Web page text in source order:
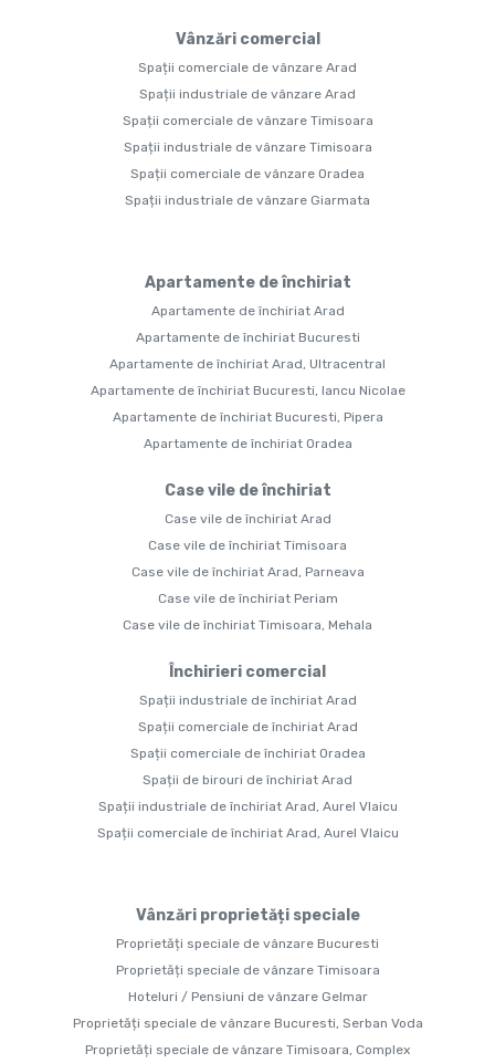
Vânzări comercial
Spații comerciale de vânzare Arad
Spații industriale de vânzare Arad
Spații comerciale de vânzare Timisoara
Spații industriale de vânzare Timisoara
Spații comerciale de vânzare Oradea
Spații industriale de vânzare Giarmata
Apartamente de închiriat
Apartamente de închiriat Arad
Apartamente de închiriat Bucuresti
Apartamente de închiriat Arad, Ultracentral
Apartamente de închiriat Bucuresti, Iancu Nicolae
Apartamente de închiriat Bucuresti, Pipera
Apartamente de închiriat Oradea
Case vile de închiriat
Case vile de închiriat Arad
Case vile de închiriat Timisoara
Case vile de închiriat Arad, Parneava
Case vile de închiriat Periam
Case vile de închiriat Timisoara, Mehala
Închirieri comercial
Spații industriale de închiriat Arad
Spații comerciale de închiriat Arad
Spații comerciale de închiriat Oradea
Spații de birouri de închiriat Arad
Spații industriale de închiriat Arad, Aurel Vlaicu
Spații comerciale de închiriat Arad, Aurel Vlaicu
Vânzări proprietăți speciale
Proprietăți speciale de vânzare Bucuresti
Proprietăți speciale de vânzare Timisoara
Hoteluri / Pensiuni de vânzare Gelmar
Proprietăți speciale de vânzare Bucuresti, Serban Voda
Proprietăți speciale de vânzare Timisoara, Complex